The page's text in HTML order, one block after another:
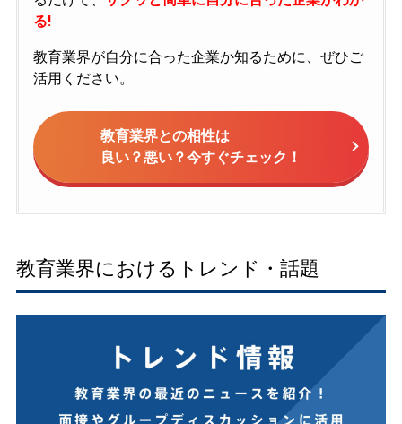
る!
教育業界が自分に合った企業か知るために、ぜひご
活用ください。
教育業界との相性は
良い？悪い？今すぐチェック！
教育業界におけるトレンド・話題